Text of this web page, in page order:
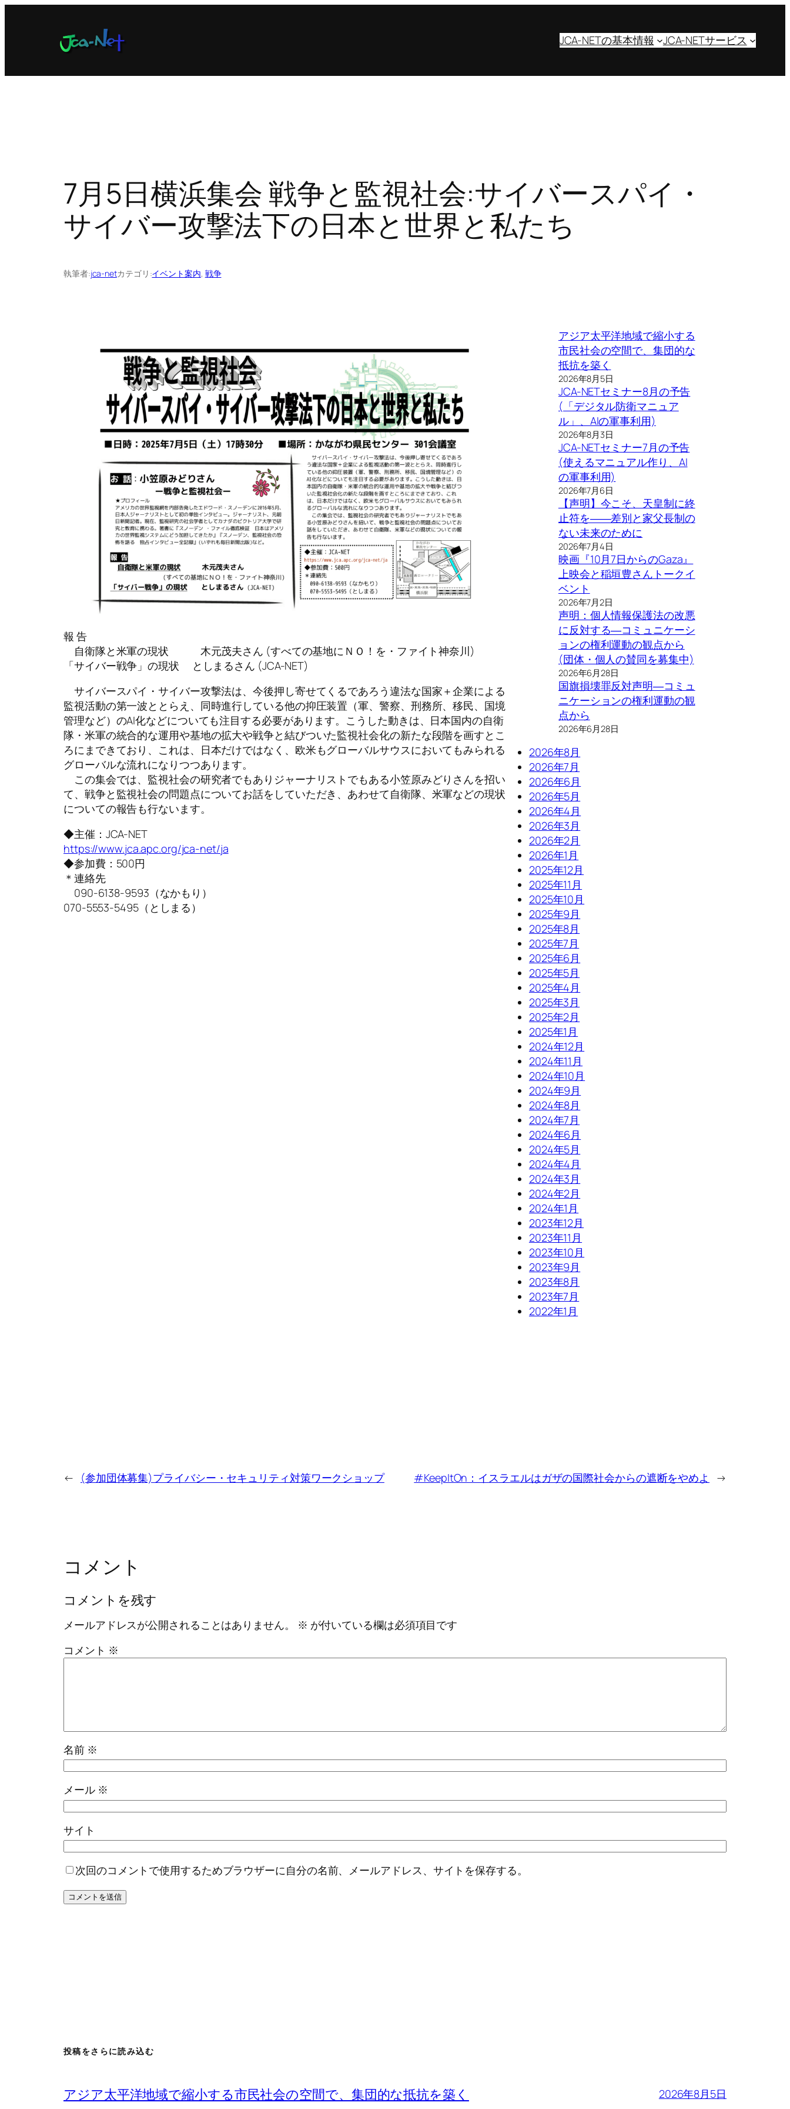
JCA-NETの基本情報 JCA-NETサービス
7月5日横浜集会 戦争と監視社会:サイバースパイ・
サイバー攻撃法下の日本と世界と私たち
執筆者:jca-netカテゴリ:イベント案内, 戦争
報 告
自衛隊と米軍の現状 木元茂夫さん (すべての基地にＮＯ！を・ファイト神奈川)
「サイバー戦争」の現状 としまるさん (JCA-NET)
サイバースパイ・サイバー攻撃法は、今後押し寄せてくるであろう違法な国家＋企業による
監視活動の第一波ととらえ、同時進行している他の抑圧装置（軍、警察、刑務所、移民、国境
管理など）のAI化などについても注目する必要があります。こうした動きは、日本国内の自衛
隊・米軍の統合的な運用や基地の拡大や戦争と結びついた監視社会化の新たな段階を画すとこ
ろにまできており、これは、日本だけではなく、欧米もグローバルサウスにおいてもみられる
グローバルな流れになりつつあります。
この集会では、監視社会の研究者でもありジャーナリストでもある小笠原みどりさんを招い
て、戦争と監視社会の問題点についてお話をしていただき、あわせて自衛隊、米軍などの現状
についての報告も行ないます。
◆主催：JCA-NET
https://www.jca.apc.org/jca-net/ja
◆参加費：500円
＊連絡先
090-6138-9593（なかもり）
070-5553-5495（としまる）
アジア太平洋地域で縮小する
市民社会の空間で、集団的な
抵抗を築く
2026年8月5日
JCA-NETセミナー8月の予告
(「デジタル防衛マニュア
ル」、AIの軍事利用)
2026年8月3日
JCA-NETセミナー7月の予告
(使えるマニュアル作り、AI
の軍事利用)
2026年7月6日
【声明】今こそ、天皇制に終
止符を――差別と家父長制の
ない未来のために
2026年7月4日
映画『10月7日からのGaza』
上映会と稲垣豊さんトークイ
ベント
2026年7月2日
声明：個人情報保護法の改悪
に反対する―コミュニケーシ
ョンの権利運動の観点から
(団体・個人の賛同を募集中)
2026年6月28日
国旗損壊罪反対声明―コミュ
ニケーションの権利運動の観
点から
2026年6月28日
2026年8月
2026年7月
2026年6月
2026年5月
2026年4月
2026年3月
2026年2月
2026年1月
2025年12月
2025年11月
2025年10月
2025年9月
2025年8月
2025年7月
2025年6月
2025年5月
2025年4月
2025年3月
2025年2月
2025年1月
2024年12月
2024年11月
2024年10月
2024年9月
2024年8月
2024年7月
2024年6月
2024年5月
2024年4月
2024年3月
2024年2月
2024年1月
2023年12月
2023年11月
2023年10月
2023年9月
2023年8月
2023年7月
2022年1月
← (参加団体募集)プライバシー・セキュリティ対策ワークショップ #KeepItOn：イスラエルはガザの国際社会からの遮断をやめよ →
コメント
コメントを残す
メールアドレスが公開されることはありません。 ※ が付いている欄は必須項目です
コメント ※
名前 ※
メール ※
サイト
次回のコメントで使用するためブラウザーに自分の名前、メールアドレス、サイトを保存する。
投稿をさらに読み込む
アジア太平洋地域で縮小する市民社会の空間で、集団的な抵抗を築く 2026年8月5日